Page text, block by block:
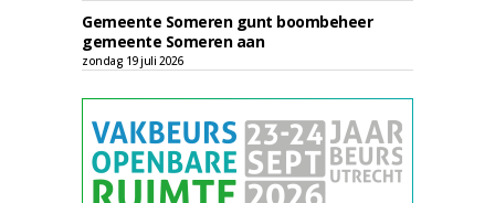
Gemeente Someren gunt boombeheer
gemeente Someren aan
zondag 19 juli 2026